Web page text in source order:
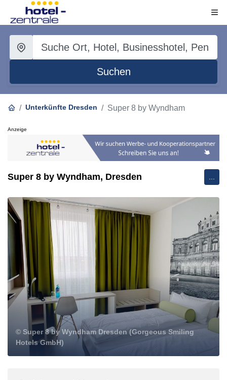
Suchen
Unterkünfte Dresden Super 8 by Wyndham
Anzeige
Super 8 by Wyndham, Dresden
© Super 8 by Wyndham Dresden (Gorgeous Smiling
Hotels GmbH)